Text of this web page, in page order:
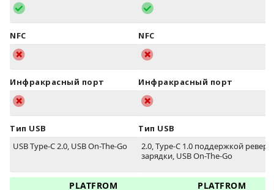
NFC
Инфракрасный порт
Тип USB
USB Type-C 2.0, USB On-The-Go
PLATFROM
NFC
Инфракрасный порт
Тип USB
2.0, Type-C 1.0 поддержкой
зарядки, USB On-The-Go
PLATFROM